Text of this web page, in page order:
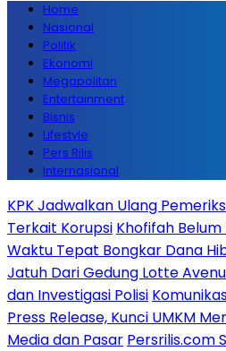
Home
Nasional
Politik
Ekonomi
Megapolitan
Entertainment
Bisnis
Lifestyle
Pers Rilis
Internasional
KPK Jadwalkan Ulang
Terkait Korupsi Khofifah Belum
Waktu Tepat Bongkar Dana
Jatuh Dari Gedung Lotte
dan Investigasi Polisi
Press Release, Kunci UMKM
Media dan Pasar Persrilis.com